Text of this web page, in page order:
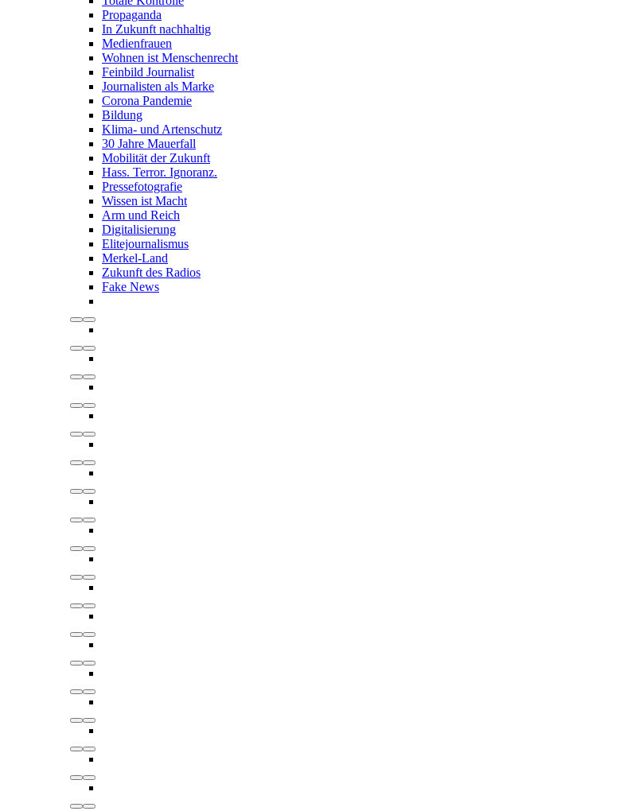
Propaganda
In Zukunft nachhaltig
Medienfrauen
Wohnen ist Menschenrecht
Feinbild Journalist
Journalisten als Marke
Corona Pandemie
Bildung
Klima- und Artenschutz
30 Jahre Mauerfall
Mobilität der Zukunft
Hass. Terror. Ignoranz.
Pressefotografie
Wissen ist Macht
Arm und Reich
Digitalisierung
Elitejournalismus
Merkel-Land
Zukunft des Radios
Fake News